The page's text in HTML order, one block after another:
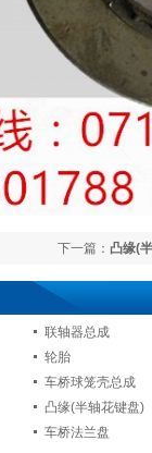
下一篇： 凸缘(
联轴器总成
轮胎
车桥球笼壳总成
凸缘(半轴花键盘)
车桥法兰盘